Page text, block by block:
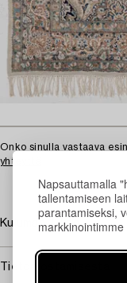
Napsauttamalla
tallentamiseen
parantamiseksi,
Onko sinulla vastaava
yhteyttä
Kulumaa. Likaa.
Tietoa ostamisesta